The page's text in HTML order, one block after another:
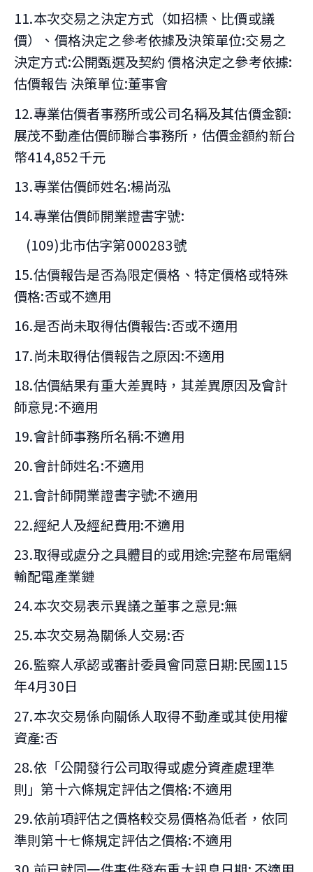
11.本次交易之決定方式（如招標、比價或議
價）、價格決定之參考依據及決策單位:交易之
決定方式:公開甄選及契約 價格決定之參考依據:
估價報告 決策單位:董事會
12.專業估價者事務所或公司名稱及其估價金額:
展茂不動產估價師聯合事務所，估價金額約新台
幣414,852千元
13.專業估價師姓名:楊尚泓
14.專業估價師開業證書字號:
(109)北市估字第000283號
15.估價報告是否為限定價格、特定價格或特殊
價格:否或不適用
16.是否尚未取得估價報告:否或不適用
17.尚未取得估價報告之原因:不適用
18.估價結果有重大差異時，其差異原因及會計
師意見:不適用
19.會計師事務所名稱:不適用
20.會計師姓名:不適用
21.會計師開業證書字號:不適用
22.經紀人及經紀費用:不適用
23.取得或處分之具體目的或用途:完整布局電網
輸配電產業鏈
24.本次交易表示異議之董事之意見:無
25.本次交易為關係人交易:否
26.監察人承認或審計委員會同意日期:民國115
年4月30日
27.本次交易係向關係人取得不動產或其使用權
資產:否
28.依「公開發行公司取得或處分資產處理準
則」第十六條規定評估之價格:不適用
29.依前項評估之價格較交易價格為低者，依同
準則第十七條規定評估之價格:不適用